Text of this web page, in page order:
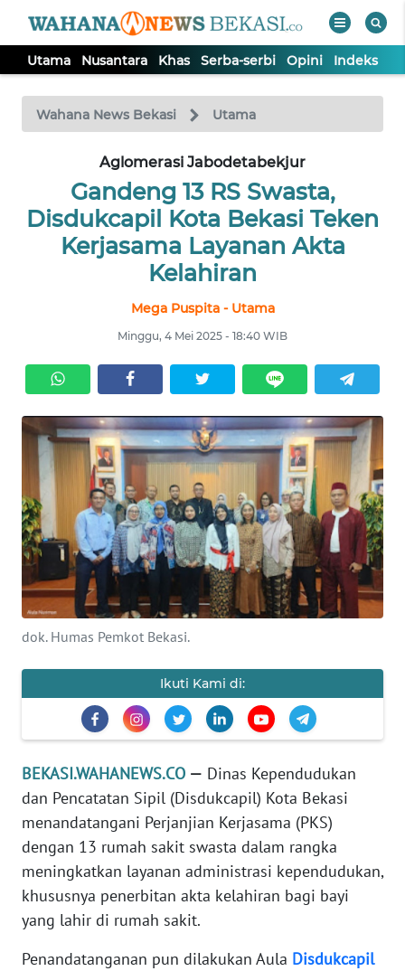
Utama Nusantara Khas Serba-serbi Opini Indeks
Wahana News Bekasi Utama
Aglomerasi Jabodetabekjur
Gandeng 13 RS Swasta,
Disdukcapil Kota Bekasi Teken
Kerjasama Layanan Akta
Kelahiran
Mega Puspita - Utama
Minggu, 4 Mei 2025 - 18:40 WIB
dok. Humas Pemkot Bekasi.
Ikuti Kami di:
BEKASI.WAHANEWS.CO — Dinas Kependudukan
dan Pencatatan Sipil (Disdukcapil) Kota Bekasi
menandatangani Perjanjian Kerjasama (PKS)
dengan 13 rumah sakit swasta dalam rangka
meningkatkan layanan administrasi kependudukan,
khususnya penerbitan akta kelahiran bagi bayi
yang lahir di rumah sakit.
Penandatanganan pun dilakukan Aula Disdukcapil
TV
Tutup
NUSANTARA
OPINI
Informasi
INDEKS
BERITA
KONTAK
KAMI
INFO
KAMI
PEDOMAN
SIBER
REDAKSI
KARIR
DISCLAIMER